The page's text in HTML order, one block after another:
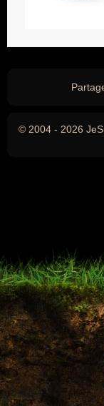
© 2004 - 2026